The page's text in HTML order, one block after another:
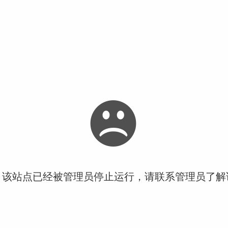
站点已经被管理员停止运行，请联系管理员了